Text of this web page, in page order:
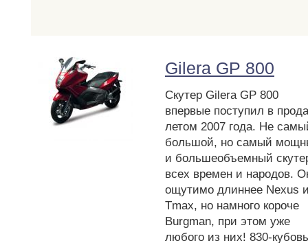
Gilera GP 800
Скутер Gilera GP 800
впервые поступил в
летом 2007 года. Не
большой, но самый
и большеобъемный
всех времен и народов.
ощутимо длиннее Nexus
Tmax, но намного короче
Burgman, при этом уже
любого из них! 830-